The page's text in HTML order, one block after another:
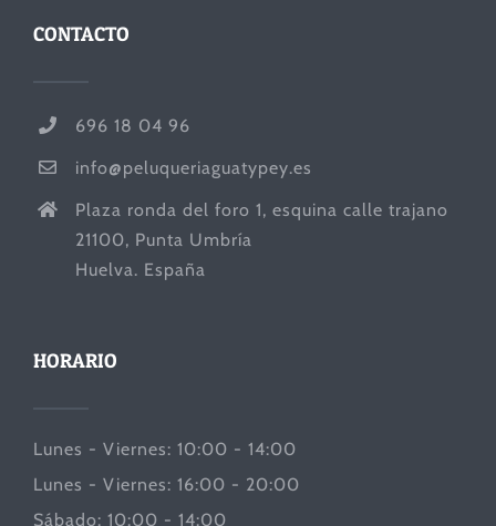
CONTACTO
696 18 04 96
info@peluqueriaguatypey.es
Plaza ronda del foro 1, esquina calle trajano
21100, Punta Umbría
Huelva. España
HORARIO
Lunes - Viernes: 10:00 - 14:00
Lunes - Viernes: 16:00 - 20:00
Sábado: 10:00 - 14:00